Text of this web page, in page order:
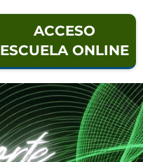
ACCESO
ESCUELA ONLINE